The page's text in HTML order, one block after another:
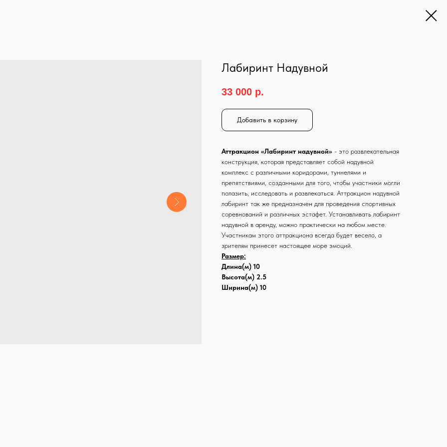
Лабиринт Надувной
33 000 р.
Добавить в корзину
Аттракцион «Лабиринт надувной» - это развлекательная
конструкция, которая представляет собой надувной
комплекс с различными коридорами, туннелями и
препятствиями, созданными для того, чтобы участники могли
полазить, исследовать и развлекаться. Аттракцион надувной
лабиринт так же предназначен для проведения спортивных
соревнований и различных эстафет. Устанавливать лабиринт
надувной в аренду, можно практически на любом месте.
Участникам этого аттракциона всегда будет весело, а
зрителям принесет настоящее море эмоций.
Размер:
Длина(м) 10
Высота(м) 2.5
Ширина(м) 10